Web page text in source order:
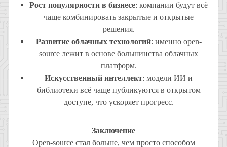
Рост популярности в бизнесе: компании будут всё
чаще комбинировать закрытые и открытые
решения.
Развитие облачных технологий: именно open-
source лежит в основе большинства облачных
платформ.
Искусственный интеллект: модели ИИ и
библиотеки всё чаще публикуются в открытом
доступе, что ускоряет прогресс.
Заключение
Open-source стал больше, чем просто способом